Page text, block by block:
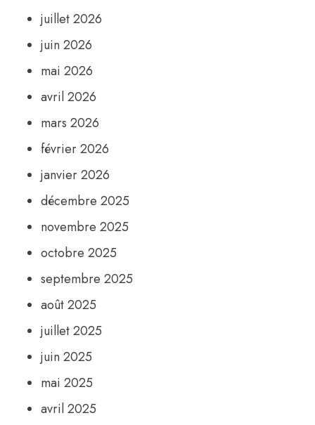
juillet 2026
juin 2026
mai 2026
avril 2026
mars 2026
février 2026
janvier 2026
décembre 2025
novembre 2025
octobre 2025
septembre 2025
août 2025
juillet 2025
juin 2025
mai 2025
avril 2025